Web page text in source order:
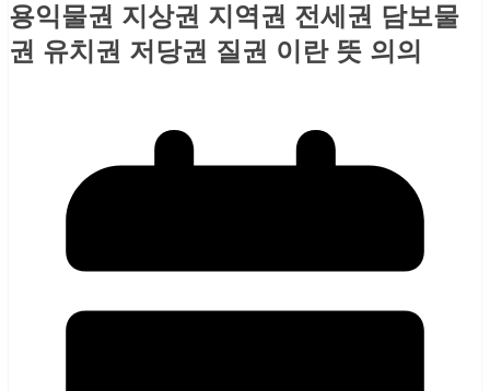
용익물권 지상권 지역권 전세권 담보물
권 유치권 저당권 질권 이란 뜻 의의